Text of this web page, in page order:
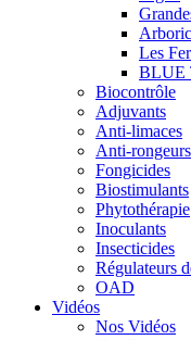
Les
BLUE
Biocontrôle
Adjuvants
Anti-limaces
Anti-rongeurs
Fongicides
Biostimulants
Phytothérapie
Inoculants
Insecticides
Régulateurs
OAD
Vidéos
Nos Vidéos